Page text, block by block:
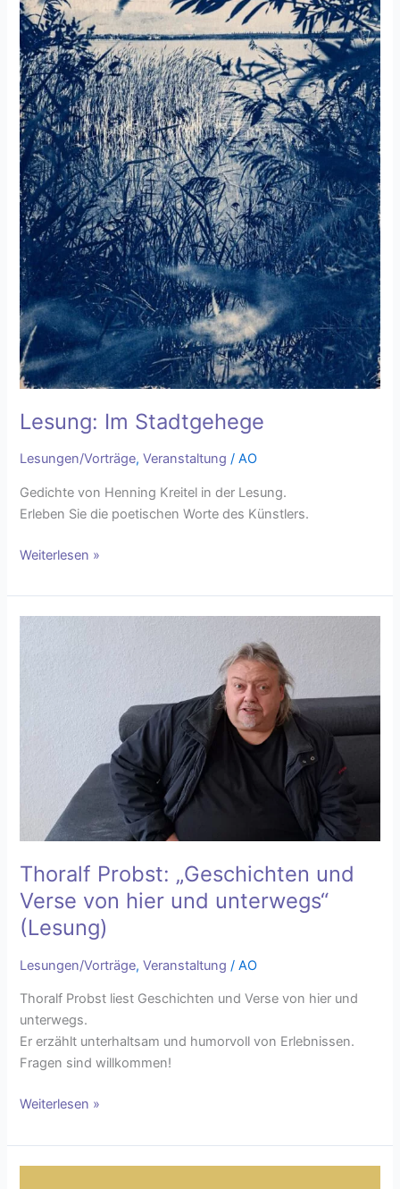
Lesung: Im Stadtgehege
Lesungen/Vorträge,Veranstaltung /AO
Gedichte von Henning Kreitel in der Lesung.
Erleben Sie die poetischen Worte des Künstlers.
Weiterlesen »
Thoralf Probst: „Geschichten und
Verse von hier und unterwegs“
(Lesung)
Lesungen/Vorträge,Veranstaltung /AO
Thoralf Probst liest Geschichten und Verse von hier und
unterwegs.
Er erzählt unterhaltsam und humorvoll von Erlebnissen.
Fragen sind willkommen!
Verse
unterwegs“
(Lesung)
Weiterlesen »